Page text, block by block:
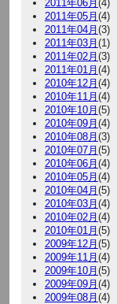
2011年06月 (4)
2011年05月 (4)
2011年04月 (3)
2011年03月 (1)
2011年02月 (3)
2011年01月 (4)
2010年12月 (4)
2010年11月 (4)
2010年10月 (5)
2010年09月 (4)
2010年08月 (3)
2010年07月 (5)
2010年06月 (4)
2010年05月 (4)
2010年04月 (5)
2010年03月 (4)
2010年02月 (4)
2010年01月 (5)
2009年12月 (5)
2009年11月 (4)
2009年10月 (5)
2009年09月 (4)
2009年08月 (4)